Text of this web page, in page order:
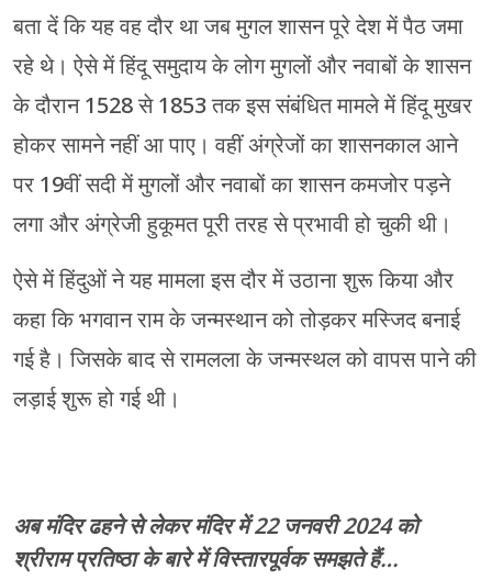
बता दें कि यह वह दौर था जब मुगल शासन पूरे देश में पैठ जमा
रहे थे। ऐसे में हिंदू समुदाय के लोग मुगलों और नवाबों के शासन
के दौरान 1528 से 1853 तक इस संबंधित मामले में हिंदू मुखर
होकर सामने नहीं आ पाए। वहीं अंग्रेजों का शासनकाल आने
पर 19वीं सदी में मुगलों और नवाबों का शासन कमजोर पड़ने
लगा और अंग्रेजी हुकूमत पूरी तरह से प्रभावी हो चुकी थी।
ऐसे में हिंदुओं ने यह मामला इस दौर में उठाना शुरू किया और
कहा कि भगवान राम के जन्मस्थान को तोड़कर मस्जिद बनाई
गई है। जिसके बाद से रामलला के जन्मस्थल को वापस पाने की
लड़ाई शुरू हो गई थी।
अब मंदिर ढहने से लेकर मंदिर में 22 जनवरी 2024 को
श्रीराम प्रतिष्ठा के बारे में विस्तारपूर्वक समझते हैं…